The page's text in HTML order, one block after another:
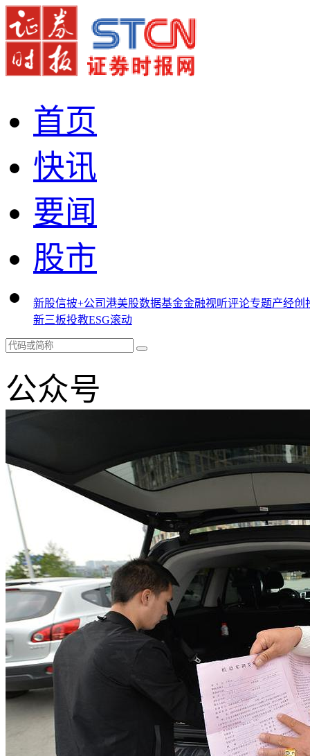
首页
快讯
要闻
股市
新股信披+公司港美股数据基金金融视听评论专题产经创
新三板投教ESG滚动
公众号